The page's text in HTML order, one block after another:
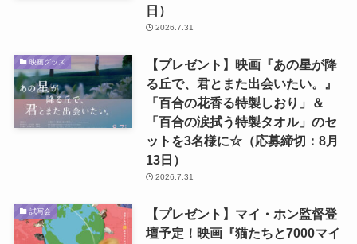
日）
2026.7.31
映画グッズ
【プレゼント】映画『あの星が降
る丘で、君とまた出会いたい。』
「百合の花香る特製しおり」＆
「百合の涙拭う特製タオル」のセ
ットを3名様に☆（応募締切：8月
13日）
2026.7.31
試写会
【プレゼント】マイ・ホン監督登
壇予定！映画『猫たちと7000マイ